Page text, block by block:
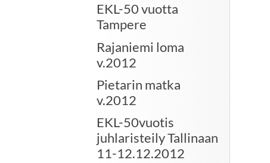
EKL-50 vuotta
Tampere
Rajaniemi loma
v.2012
Pietarin matka
v.2012
EKL-50vuotis
juhlaristeily Tallinaan
11-12.12.2012